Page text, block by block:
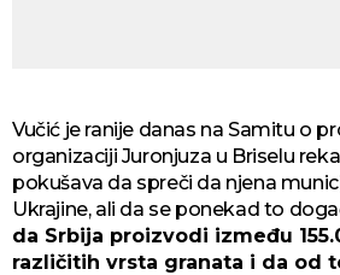
Vučić je ranije danas na Samitu o
organizaciji Juronjuza u Briselu
pokušava da spreči da njena
Ukrajine, ali da se ponekad to
da Srbija proizvodi između
različitih vrsta granata i da od